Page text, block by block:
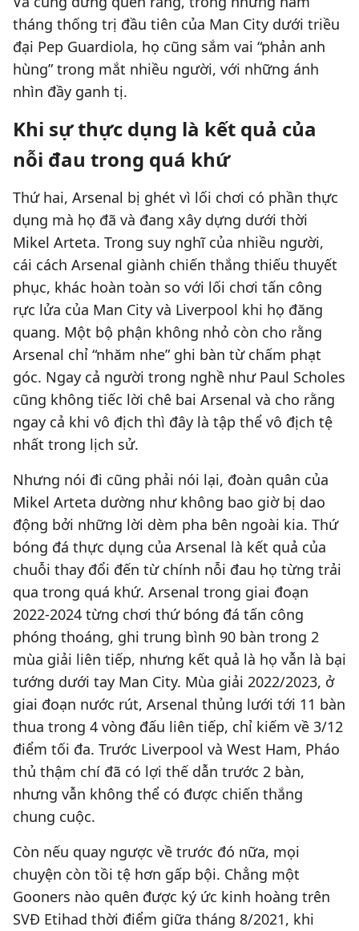
tháng thống trị đầu tiên của Man City dưới triều
đại Pep Guardiola, họ cũng sắm vai “phản anh
hùng” trong mắt nhiều người, với những ánh
nhìn đầy ganh tị.
Khi sự thực dụng là kết quả của
nỗi đau trong quá khứ
Thứ hai, Arsenal bị ghét vì lối chơi có phần thực
dụng mà họ đã và đang xây dựng dưới thời
Mikel Arteta. Trong suy nghĩ của nhiều người,
cái cách Arsenal giành chiến thắng thiếu thuyết
phục, khác hoàn toàn so với lối chơi tấn công
rực lửa của Man City và Liverpool khi họ đăng
quang. Một bộ phận không nhỏ còn cho rằng
Arsenal chỉ “nhăm nhe” ghi bàn từ chấm phạt
góc. Ngay cả người trong nghề như Paul Scholes
cũng không tiếc lời chê bai Arsenal và cho rằng
ngay cả khi vô địch thì đây là tập thể vô địch tệ
nhất trong lịch sử.
Nhưng nói đi cũng phải nói lại, đoàn quân của
Mikel Arteta dường như không bao giờ bị dao
động bởi những lời dèm pha bên ngoài kia. Thứ
bóng đá thực dụng của Arsenal là kết quả của
chuỗi thay đổi đến từ chính nỗi đau họ từng trải
qua trong quá khứ. Arsenal trong giai đoạn
2022-2024 từng chơi thứ bóng đá tấn công
phóng thoáng, ghi trung bình 90 bàn trong 2
mùa giải liên tiếp, nhưng kết quả là họ vẫn là bại
tướng dưới tay Man City. Mùa giải 2022/2023, ở
giai đoạn nước rút, Arsenal thủng lưới tới 11 bàn
thua trong 4 vòng đấu liên tiếp, chỉ kiếm về 3/12
điểm tối đa. Trước Liverpool và West Ham, Pháo
thủ thậm chí đã có lợi thế dẫn trước 2 bàn,
nhưng vẫn không thể có được chiến thắng
chung cuộc.
Còn nếu quay ngược về trước đó nữa, mọi
chuyện còn tồi tệ hơn gấp bội. Chẳng một
Gooners nào quên được ký ức kinh hoàng trên
SVĐ Etihad thời điểm giữa tháng 8/2021, khi